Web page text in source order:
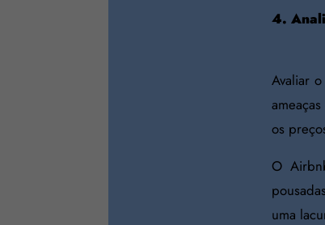
4.
Avaliar
os
O
uma